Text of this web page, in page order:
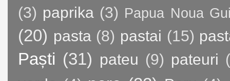
(3) paprika (3) Papua Noua
(20) pasta (8) pastai (15)
Paști (31) pateu (9) pateuri